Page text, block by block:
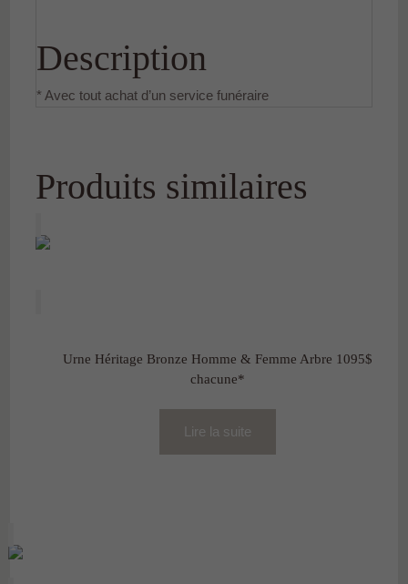
Description
* Avec tout achat d’un service funéraire
Produits similaires
Urne Héritage Bronze Homme & Femme Arbre 1095$
chacune*
Lire la suite